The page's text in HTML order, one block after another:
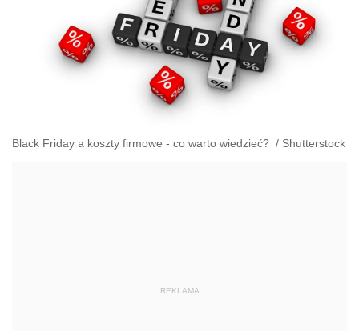
Black Friday a koszty firmowe - co warto wiedzieć? / Shutterstock